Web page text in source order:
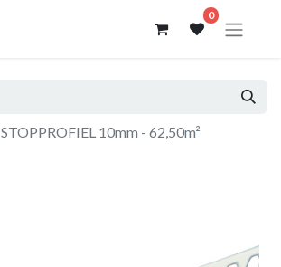
0
STOPPROFIEL 10mm - 62,50m²